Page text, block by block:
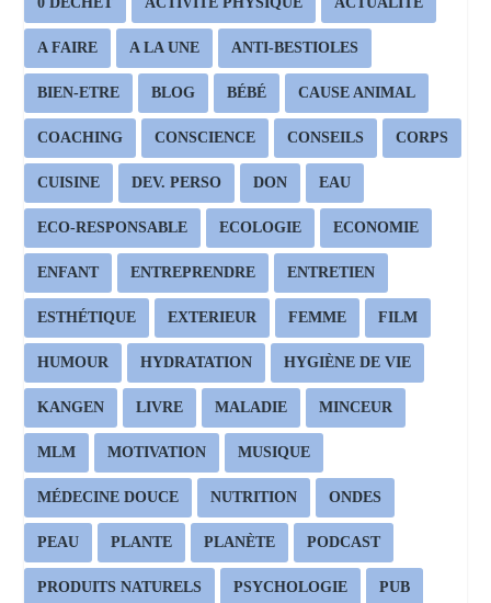
A FAIRE A LA UNE ANTI-BESTIOLES
BIEN-ETRE BLOG BÉBÉ CAUSE ANIMAL
COACHING CONSCIENCE CONSEILS CORPS
CUISINE DEV. PERSO DON EAU
ECO-RESPONSABLE ECOLOGIE ECONOMIE
ENFANT ENTREPRENDRE ENTRETIEN
ESTHÉTIQUE EXTERIEUR FEMME FILM
HUMOUR HYDRATATION HYGIÈNE DE VIE
KANGEN LIVRE MALADIE MINCEUR
MLM MOTIVATION MUSIQUE
MÉDECINE DOUCE NUTRITION ONDES
PEAU PLANTE PLANÈTE PODCAST
PRODUITS NATURELS PSYCHOLOGIE PUB